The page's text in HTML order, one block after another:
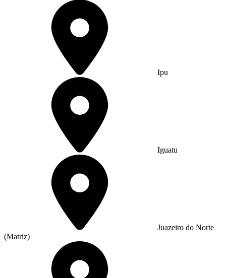
Ipu
Iguatu
Juazeiro do Norte
(Matriz)